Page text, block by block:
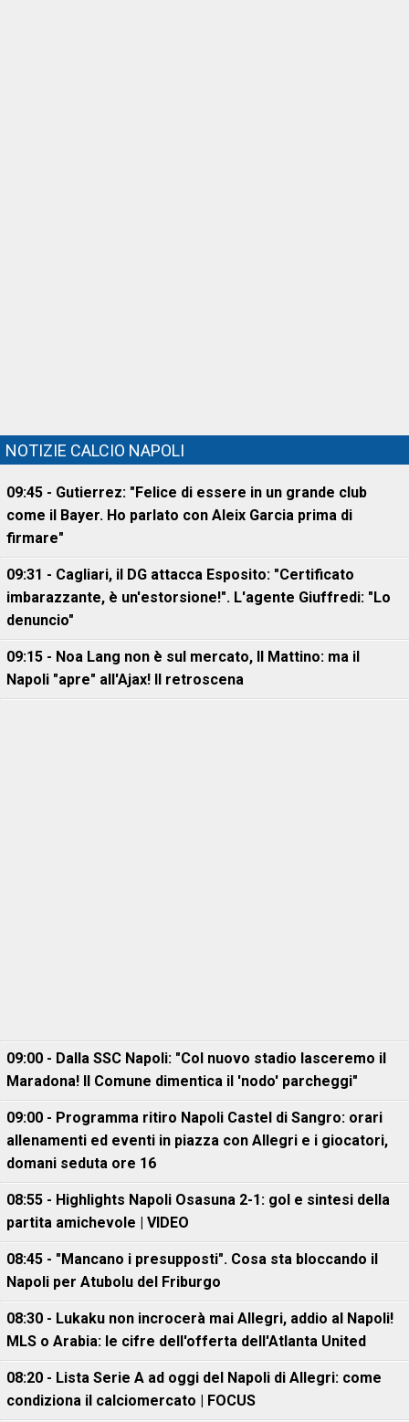
NOTIZIE CALCIO NAPOLI
09:45 - Gutierrez: "Felice di essere in un grande club
come il Bayer. Ho parlato con Aleix Garcia prima di
firmare"
09:31 - Cagliari, il DG attacca Esposito: "Certificato
imbarazzante, è un'estorsione!". L'agente Giuffredi: "Lo
denuncio"
09:15 - Noa Lang non è sul mercato, Il Mattino: ma il
Napoli "apre" all'Ajax! Il retroscena
09:00 - Dalla SSC Napoli: "Col nuovo stadio lasceremo il
Maradona! Il Comune dimentica il 'nodo' parcheggi"
09:00 - Programma ritiro Napoli Castel di Sangro: orari
allenamenti ed eventi in piazza con Allegri e i giocatori,
domani seduta ore 16
08:55 - Highlights Napoli Osasuna 2-1: gol e sintesi della
partita amichevole | VIDEO
08:45 - "Mancano i presupposti". Cosa sta bloccando il
Napoli per Atubolu del Friburgo
08:30 - Lukaku non incrocerà mai Allegri, addio al Napoli!
MLS o Arabia: le cifre dell'offerta dell'Atlanta United
08:20 - Lista Serie A ad oggi del Napoli di Allegri: come
condiziona il calciomercato | FOCUS